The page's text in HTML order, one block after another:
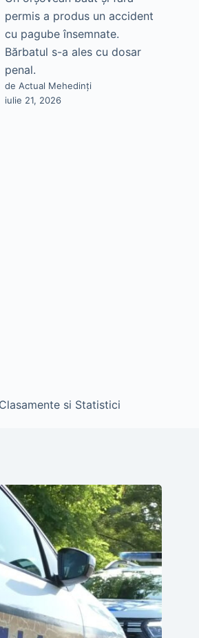
permis a produs un accident
cu pagube însemnate.
Bărbatul s-a ales cu dosar
penal.
de Actual Mehedinți
iulie 21, 2026